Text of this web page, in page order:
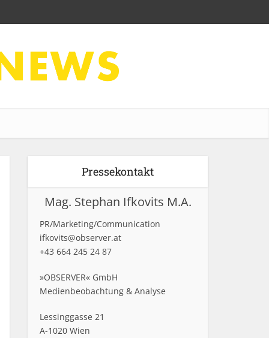
Pressekontakt
Mag. Stephan Ifkovits M.A.
PR/Marketing/Communication
ifkovits@observer.at
+43 664 245 24 87
»OBSERVER« GmbH
Medienbeobachtung & Analyse
Lessinggasse 21
A-1020 Wien